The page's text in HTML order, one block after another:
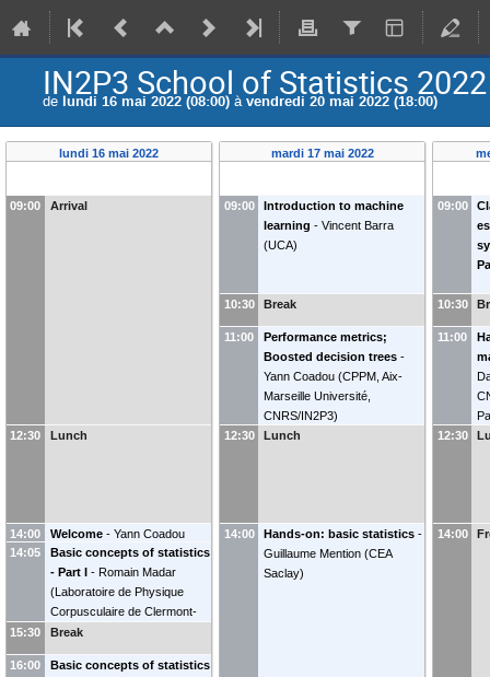
IN2P3 School of Statistics 2022
de lundi 16 mai 2022 (08:00) àvendredi 20 mai 2022 (18:00)
lundi 16 mai 2022
09:00 Arrival
12:30 Lunch
14:00 Welcome - Yann Coadou
(CPPM, Aix-Marseille
Université, CNRS/IN2P3
14:05
Basic concepts of statistics
- Part I - Romain Madar
(Laboratoire de Physique
Corpusculaire de Clermont-
Ferrand (LPC)
15:30 Break
16:00
Basic concepts of statistics
mardi 17 mai 2022
09:00
Introduction to machine
learning - Vincent Barra
(UCA)
10:30 Break
11:00
Performance metrics;
Boosted decision trees -
Yann Coadou (CPPM, Aix-
Marseille Université,
CNRS/IN2P3)
12:30
Lunch
14:00 Hands-on: basic statistics -
Guillaume Mention (CEA
Saclay)
09:00
10:30
11:00
12:30
14:00